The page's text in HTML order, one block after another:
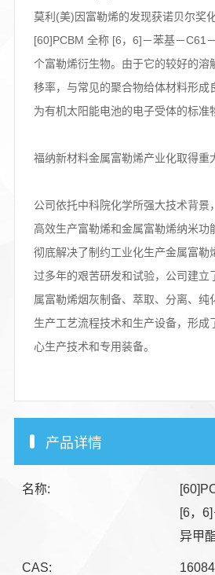
莫利(美)因富勒烯的发现获诺贝尔奖
[60]PCBM 全称 [6，6]－苯基－C61
个富勒烯衍生物。由于它的较好的溶
移率，与常见的聚合物给体材料形成
为有机太阳能电池的电子受体的标准
福纳新材料金属富勒烯产业化取得重
公司依托中科院化学所强大技术背景
高效生产富勒烯和金属富勒烯纳米功
彻底解决了制约工业化生产金属富勒
过多年的艰苦研发和试验，公司建立
属富勒烯烟灰制备、萃取、分离、纯
生产工艺流程技术和生产设备，形成
心生产技术和专用装备。
产品详情
名称:
[6，
异甲
CAS: